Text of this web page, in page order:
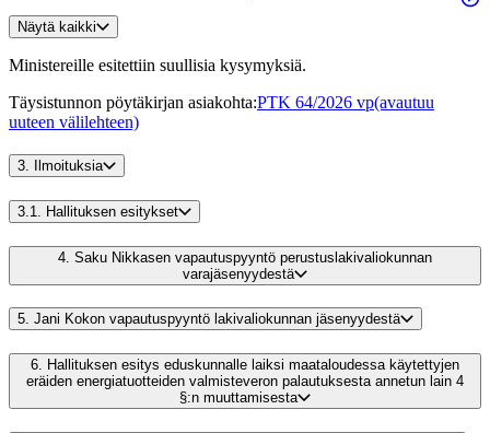
Näytä kaikki
Ministereille esitettiin suullisia kysymyksiä.
Täysistunnon pöytäkirjan asiakohta:PTK 64/2026 vp(avautuu
uuteen välilehteen)
3. Ilmoituksia
3.1. Hallituksen esitykset
4. Saku Nikkasen vapautuspyyntö perustuslakivaliokunnan
varajäsenyydestä
5. Jani Kokon vapautuspyyntö lakivaliokunnan jäsenyydestä
6. Hallituksen esitys eduskunnalle laiksi maataloudessa käytettyjen
eräiden energiatuotteiden valmisteveron palautuksesta annetun lain 4
§:n muuttamisesta